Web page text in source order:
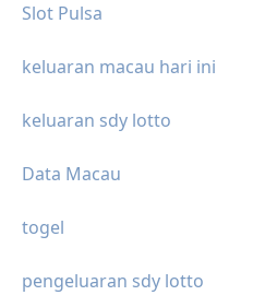
Slot Pulsa
keluaran macau hari ini
keluaran sdy lotto
Data Macau
togel
pengeluaran sdy lotto